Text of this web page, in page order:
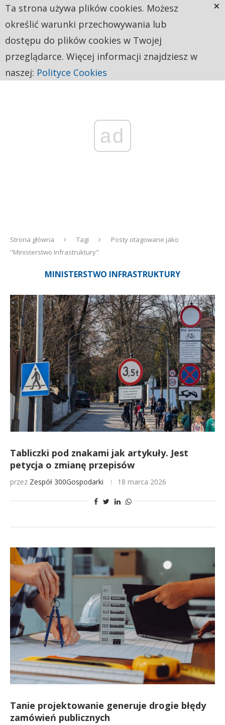
ad
Strona główna Tagi
Posty otagowane jako
"Ministerstwo Infrastruktury"
MINISTERSTWO INFRASTRUKTURY
Tabliczki pod znakami jak artykuły. Jest
petycja o zmianę przepisów
przez Zespół 300Gospodarki 18 marca 2026
Tanie projektowanie generuje drogie błędy
zamówień publicznych
Ta strona używa plików cookies. Możesz
określić warunki przechowywania lub
dostępu do plików cookies w Twojej
przeglądarce. Więcej informacji znajdziesz w
naszej: Polityce Cookies
×